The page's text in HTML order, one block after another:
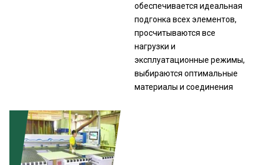
обеспечивается идеальная
подгонка всех элементов,
просчитываются все
нагрузки и
эксплуатационные режимы,
выбираются оптимальные
материалы и соединения